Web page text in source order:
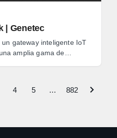
| Genetec
gateway inteligente IoT
amplia gama de
4 5 … 882